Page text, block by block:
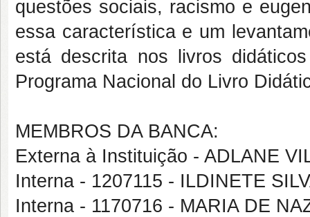
questões sociais, racismo e
essa característica e um
está descrita nos livros
Programa Nacional do Livro
MEMBROS DA BANCA:
Externa à Instituição - ADLANE
Interna - 1207115 - ILDINETE
Interna - 1170716 - MARIA DE